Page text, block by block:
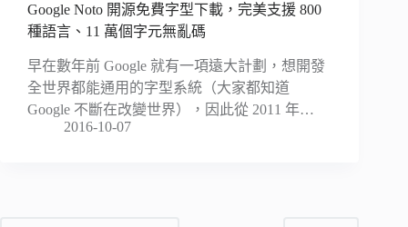
Google Noto 開源免費字型下載，完美支援 800
種語言、11 萬個字元無亂碼
早在數年前 Google 就有一項遠大計劃，想開發
全世界都能通用的字型系統（大家都知道
Google 不斷在改變世界），因此從 2011 年…
2016-10-07